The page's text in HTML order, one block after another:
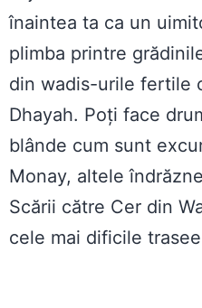
înaintea ta ca un
plimba printre
din wadis-urile fertile
Dhayah. Poți face
blânde cum sunt
Monay, altele
Scării către Cer din
cele mai dificile